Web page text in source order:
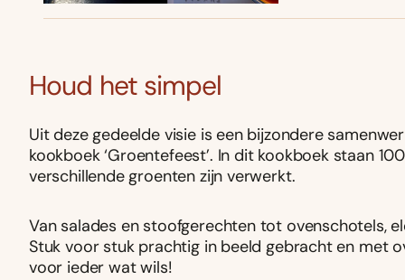
Houd het simpel
Uit deze gedeelde visie is een bijzondere
kookboek ‘Groentefeest’. In dit kookboek staan
verschillende groenten zijn verwerkt.
Van salades en stoofgerechten tot ovenschotels,
Stuk voor stuk prachtig in beeld gebracht en met
voor ieder wat wils!